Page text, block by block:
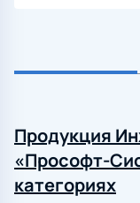
Продукция
«Прософт-
категориях